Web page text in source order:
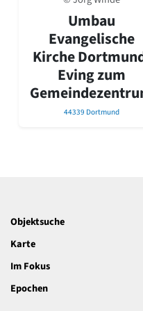
David Chipperfield
Harald Deilmann
Gottfried Böhm
Schneider von Esleben
Peter Behrens
Auszeichnung
Big Beautiful Buildings
Reformarchitektur
Jugendstil
Historismus
Klassizismus
Renaissance
Umbau
Evangelische
Kirche
Eving zum
44339 Dortmund
Objektsuche
Karte
Im Fokus
Epochen